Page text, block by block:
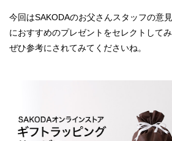
今回はSAKODAのお父さんスタッフの意
におすすめのプレゼントをセレクトしてみ
ぜひ参考にされてみてくださいね。